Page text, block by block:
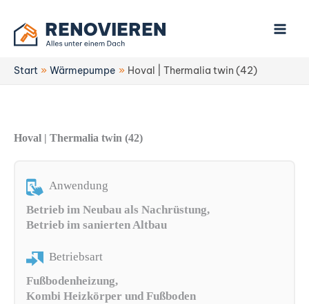
Inhalt
springen
Start Wärmepumpe Hoval | Thermalia twin (42)
Hoval | Thermalia twin (42)
Anwendung
Betrieb im Neubau als Nachrüstung,
Betrieb im sanierten Altbau
Betriebsart
Fußbodenheizung,
Kombi Heizkörper und Fußboden